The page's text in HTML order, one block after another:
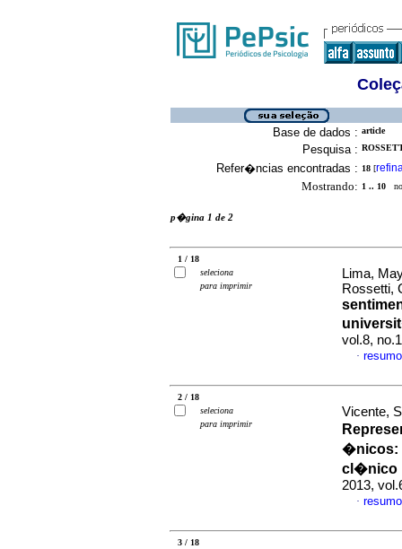
Base de dados : article
Pesquisa :
Refer�ncias encontradas : 18 [
Mostrando: 1 .. 10
p�gina 1 de 2
1 / 18
seleciona
para imprimir
Lima,
Rossetti,
vol.8,
·
2 / 18
seleciona
para imprimir
Vicente,
�nicos:
cl�nico
2013,
·
3 / 18